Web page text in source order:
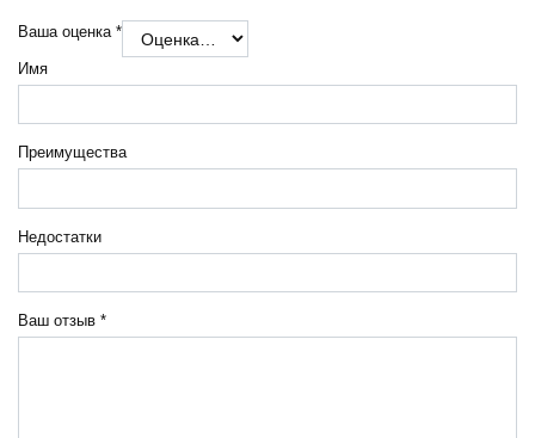
Ваша оценка *
Ваш отзыв *
Имя
Преимущества
Недостатки